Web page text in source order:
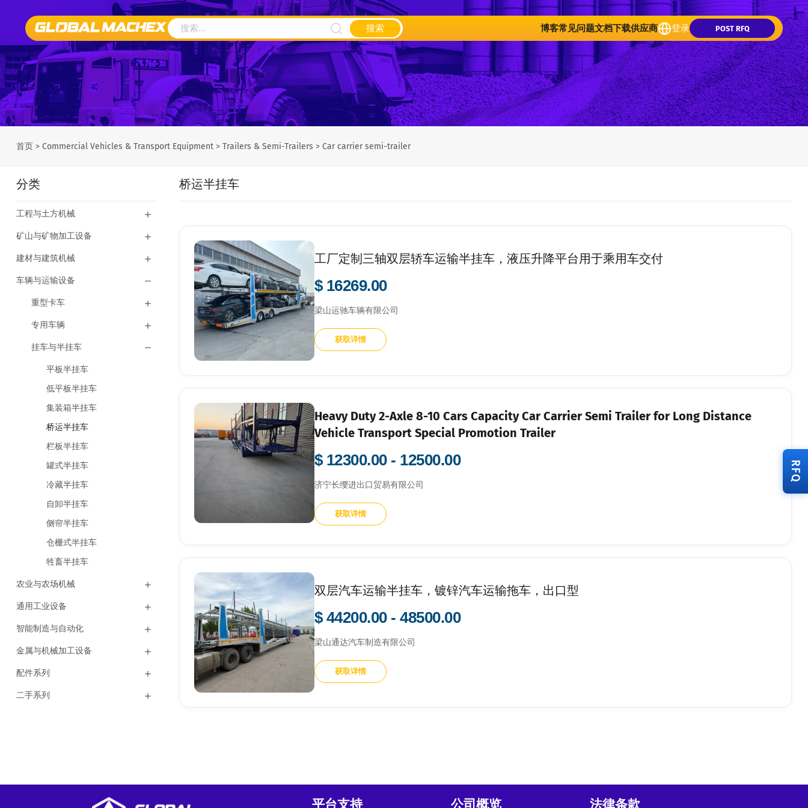
搜索 博客常见问题文档下载供应商 登录 POST RFQ
首页> Commercial Vehicles & Transport Equipment> Trailers & Semi-Trailers > Car carrier semi-trailer
分类
工程与土方机械
矿山与矿物加工设备
建材与建筑机械
车辆与运输设备
重型卡车
专用车辆
挂车与半挂车
平板半挂车
低平板半挂车
集装箱半挂车
桥运半挂车
栏板半挂车
罐式半挂车
冷藏半挂车
自卸半挂车
侧帘半挂车
仓栅式半挂车
牲畜半挂车
农业与农场机械
通用工业设备
智能制造与自动化
金属与机械加工设备
配件系列
二手系列
桥运半挂车
工厂定制三轴双层轿车运输半挂车，液压升降平台用于乘用车交付
$ 16269.00
梁山运驰车辆有限公司
获取详情
Heavy Duty 2-Axle 8-10 Cars Capacity Car Carrier Semi Trailer for Long Distance
Vehicle Transport Special Promotion Trailer
$ 12300.00 - 12500.00
济宁长缨进出口贸易有限公司
获取详情
双层汽车运输半挂车，镀锌汽车运输拖车，出口型
$ 44200.00 - 48500.00
梁山通达汽车制造有限公司
获取详情
平台支持 公司概览 法律条款
RFQ